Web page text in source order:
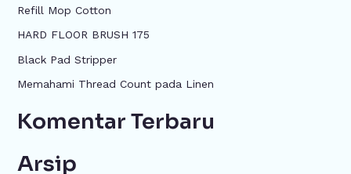
n
t
u
k
Refill Mop Cotton
HARD FLOOR BRUSH 175
Black Pad Stripper
Memahami Thread Count pada Linen
Komentar Terbaru
Arsip